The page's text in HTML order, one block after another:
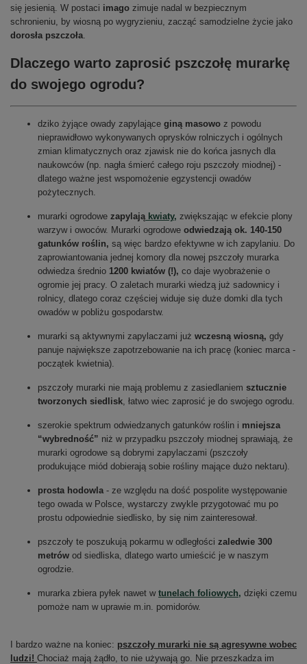
się jesienią. W postaci imago zimuje nadal w bezpiecznym
schronieniu, by wiosną po wygryzieniu, zacząć samodzielne życie jako
dorosła pszczoła
Dlaczego warto zaprosić pszczołę murarkę
do swojego ogrodu?
dziko żyjące owady zapylające giną masowo z powodu
nieprawidłowo wykonywanych oprysków rolniczych i ogólnych
zmian klimatycznych oraz zjawisk nie do końca jasnych dla
naukowców (np. nagła śmierć całego roju pszczoły miodnej) -
dlatego ważne jest wspomożenie egzystencji owadów
pożytecznych.
murarki ogrodowe zapylają kwiaty, zwiększając w efekcie plony
warzyw i owoców. Murarki ogrodowe odwiedzają ok. 140-150
gatunków roślin, są więc bardzo efektywne w ich zapylaniu. Do
zaprowiantowania jednej komory dla nowej pszczoły murarka
odwiedza średnio 1200 kwiatów (!), co daje wyobrażenie o
ogromie jej pracy. O zaletach murarki wiedzą już sadownicy i
rolnicy, dlatego coraz częściej widuje się duże domki dla tych
owadów w pobliżu gospodarstw.
murarki są aktywnymi zapylaczami już wczesną wiosną, gdy
panuje największe zapotrzebowanie na ich pracę (koniec marca -
początek kwietnia).
pszczoły murarki nie mają problemu z zasiedlaniem sztucznie
tworzonych siedlisk , łatwo wiec zaprosić je do swojego ogrodu.
szerokie spektrum odwiedzanych gatunków roślin i mniejsza
“wybredność” niż w przypadku pszczoły miodnej sprawiają, że
murarki ogrodowe są dobrymi zapylaczami (pszczoły
produkujące miód dobierają sobie rośliny mające dużo nektaru).
prosta hodowla - ze względu na dość pospolite występowanie
tego owada w Polsce, wystarczy zwykle przygotować mu po
prostu odpowiednie siedlisko, by się nim zainteresował.
pszczoły te poszukują pokarmu w odległości zaledwie 300
metrów od siedliska, dlatego warto umieścić je w naszym
ogrodzie.
murarka zbiera pyłek nawet w tunelach foliowych, dzięki czemu
pomoże nam w uprawie m.in. pomidorów.
I bardzo ważne na koniec: pszczoły murarki nie są agresywne wobec
ludzi! Chociaż mają żądło, to nie używają go. Nie przeszkadza im